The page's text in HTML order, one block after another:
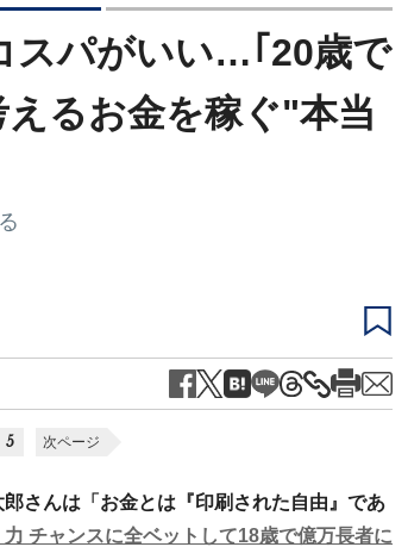
スパがいい…｢20歳で
るお金を稼ぐ"本当
5 次ページ
さんは「お金とは『印刷された自由』であ
チャンスに全ベットして18歳で億万長者に